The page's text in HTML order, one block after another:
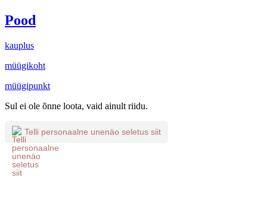
Pood
kauplus
müügikoht
müügipunkt
Sul ei ole õnne loota, vaid ainult riidu.
Telli personaalne unenäo seletus siit